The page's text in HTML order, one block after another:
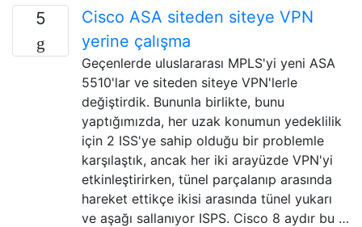
5
Cisco ASA siteden siteye VPN
yerine çalışma
Geçenlerde uluslararası MPLS'yi yeni ASA
5510'lar ve siteden siteye VPN'lerle
değiştirdik. Bununla birlikte, bunu
yaptığımızda, her uzak konumun yedeklilik
için 2 ISS'ye sahip olduğu bir problemle
karşılaştık, ancak her iki arayüzde VPN'yi
etkinleştirirken, tünel parçalanıp arasında
hareket ettikçe ikisi arasında tünel yukarı
ve aşağı sallanıyor ISPS. Cisco 8 aydır bu …